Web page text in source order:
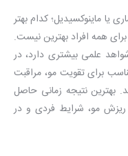
یا ماینوکسیدیل؛ کدام بهتر
همه افراد بهترین نیست.
علمی بیشتری دارد، در
برای تقویت مو، مراقبت
نتیجه زمانی حاصل
مو، شرایط فردی و در